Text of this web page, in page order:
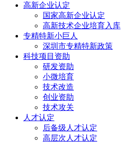
高新企业认定
国家高新企业认定
高新技术企业培育入库
专精特新小巨人
深圳市专精特新政策
科技项目资助
研发资助
小微培育
技术改造
创业资助
技术攻关
人才认定
后备级人才认定
高层次人才认定